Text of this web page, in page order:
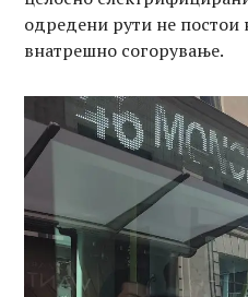
одредени рути не постои
внатрешно согорување.